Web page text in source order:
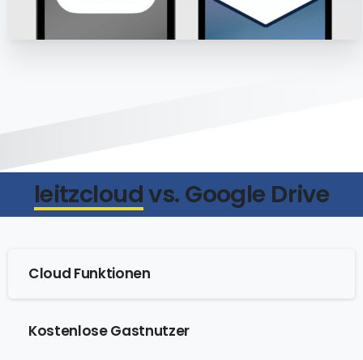
leitzcloudvs. Google Drive
Cloud Funktionen
Kostenlose Gastnutzer